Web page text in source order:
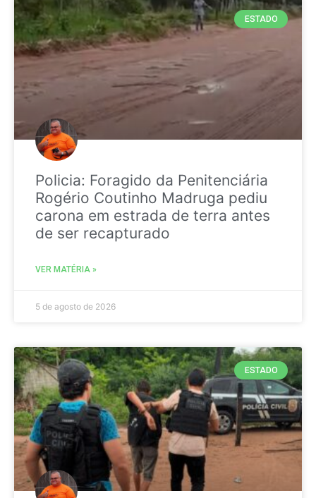
ESTADO
Policia: Foragido da Penitenciária
Rogério Coutinho Madruga pediu
carona em estrada de terra antes
de ser recapturado
VER MATÉRIA »
5 de agosto de 2026
ESTADO